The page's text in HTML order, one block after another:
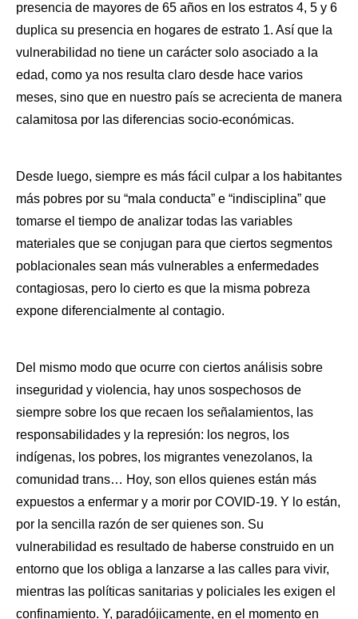
presencia de mayores de 65 años en los estratos 4, 5 y 6
duplica su presencia en hogares de estrato 1. Así que la
vulnerabilidad no tiene un carácter solo asociado a la
edad, como ya nos resulta claro desde hace varios
meses, sino que en nuestro país se acrecienta de manera
calamitosa por las diferencias socio-económicas.
Desde luego, siempre es más fácil culpar a los habitantes
más pobres por su “mala conducta” e “indisciplina” que
tomarse el tiempo de analizar todas las variables
materiales que se conjugan para que ciertos segmentos
poblacionales sean más vulnerables a enfermedades
contagiosas, pero lo cierto es que la misma pobreza
expone diferencialmente al contagio.
Del mismo modo que ocurre con ciertos análisis sobre
inseguridad y violencia, hay unos sospechosos de
siempre sobre los que recaen los señalamientos, las
responsabilidades y la represión: los negros, los
indígenas, los pobres, los migrantes venezolanos, la
comunidad trans… Hoy, son ellos quienes están más
expuestos a enfermar y a morir por COVID-19. Y lo están,
por la sencilla razón de ser quienes son. Su
vulnerabilidad es resultado de haberse construido en un
entorno que los obliga a lanzarse a las calles para vivir,
mientras las políticas sanitarias y policiales les exigen el
confinamiento. Y, paradójicamente, en el momento en